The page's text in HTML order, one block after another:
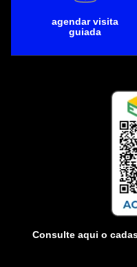
agendar visita
guiada
Consulte aqui o